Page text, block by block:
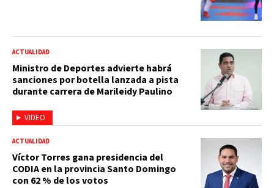
VIDEO
ACTUALIDAD
Ministro de Deportes advierte habrá
sanciones por botella lanzada a pista
durante carrera de Marileidy Paulino
ACTUALIDAD
Víctor Torres gana presidencia del
CODIA en la provincia Santo Domingo
con 62 % de los votos